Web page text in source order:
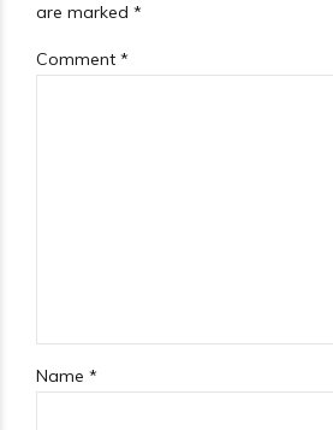
are marked *
Comment *
Name *